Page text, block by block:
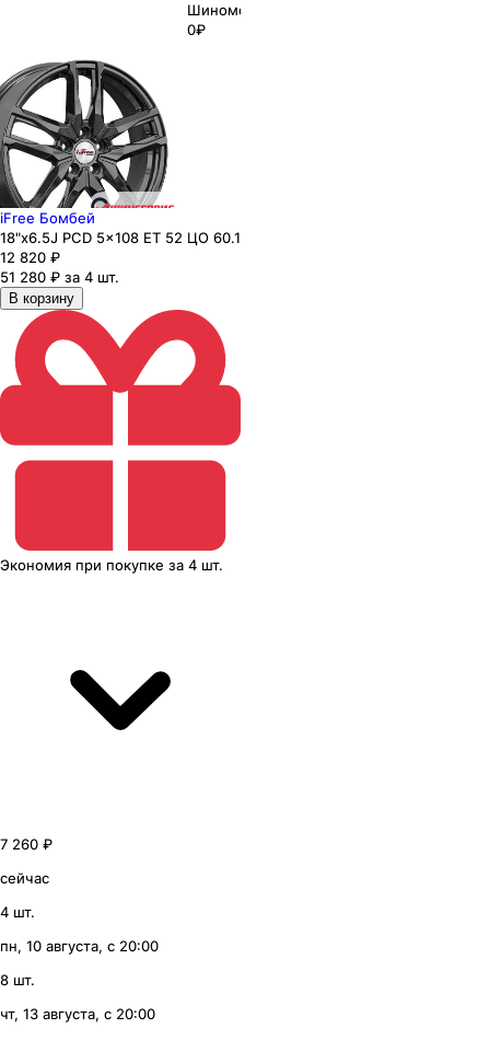
Шиномонтаж
0₽
iFree Бомбей
18"x6.5J PCD 5x108 ЕТ 52 ЦО 60.1
12 820 ₽
51 280 ₽ за 4 шт.
В корзину
Экономия при покупке за 4 шт.
7 260 ₽
сейчас
4 шт.
пн, 10 августа, с 20:00
8 шт.
чт, 13 августа, с 20:00